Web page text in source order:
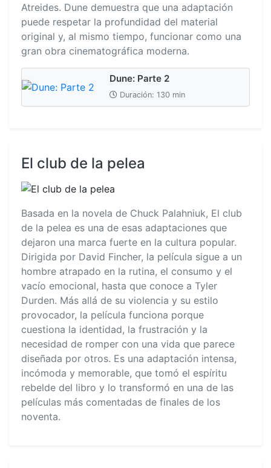
Atreides. Dune demuestra que una adaptación
puede respetar la profundidad del material
original y, al mismo tiempo, funcionar como una
gran obra cinematográfica moderna.
Dune: Parte 2
Duración: 130 min
El club de la pelea
Basada en la novela de Chuck Palahniuk, El club
de la pelea es una de esas adaptaciones que
dejaron una marca fuerte en la cultura popular.
Dirigida por David Fincher, la película sigue a un
hombre atrapado en la rutina, el consumo y el
vacío emocional, hasta que conoce a Tyler
Durden. Más allá de su violencia y su estilo
provocador, la película funciona porque
cuestiona la identidad, la frustración y la
necesidad de romper con una vida que parece
diseñada por otros. Es una adaptación intensa,
incómoda y memorable, que tomó el espíritu
rebelde del libro y lo transformó en una de las
películas más comentadas de finales de los
noventa.